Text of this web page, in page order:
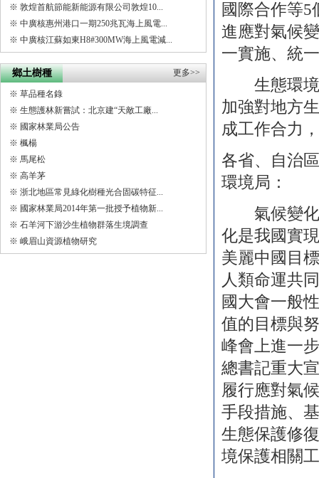
※ 敦煌首航節能新能源有限公司敦煌10...
※ 中廣核惠州港口一期250兆瓦海上風電...
※ 中廣核江蘇如東H8#300MW海上風電減...
鄉土樹種 更多>>
※ 草品種名錄
※ 生態護林新嘗試：北京建“天敵工廠...
※ 國家林業局公告
※ 楓楊
※ 馬尾松
※ 高羊茅
※ 浙北地區常見綠化樹種光合固碳特征...
※ 國家林業局2014年第一批授予植物新...
※ 石羊河下游沙生植物群落生境調查
※ 峨眉山資源植物研究
國際合作等5
進應對氣候
一實施、統
生態環境
加強對地方
成工作合力
各省、自治
環境局：
氣候變化
化是我國實
美麗中國目
人類命運共
國大會一般
值的目標與
峰會上進一
總書記重大
履行應對氣
手段措施、
生態保護修
境保護相關